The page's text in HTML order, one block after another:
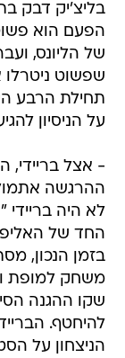
בליצ'יק דבק
הפעם הוא
של הליונס,
שפשוט
תחילת הרבע
על הניסיון
- אצל בריידי,
החד של
בזמן הנכון,
משחק למופת
שקו ההגנה
להיחטף.
הניצחון על